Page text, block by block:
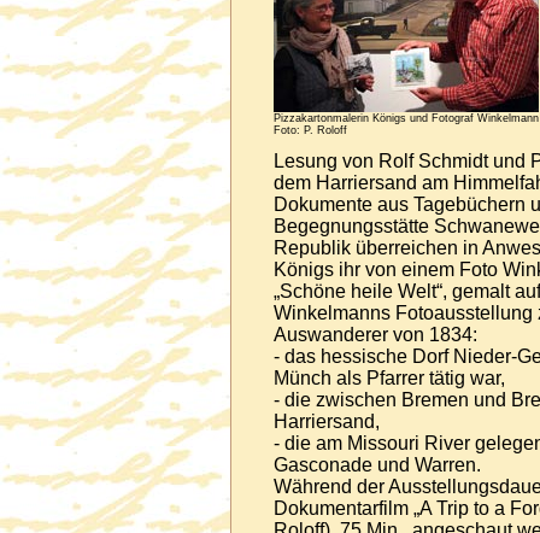
Pizzakartonmalerin Königs und Fotograf Winkelmann
Foto: P. Roloff
Lesung von Rolf Schmidt und
dem Harriersand am
Dokumente aus Tagebüchern
Begegnungsstätte
Republik überreichen in
Königs ihr von einem Foto
„Schöne heile Welt“, gemalt
Winkelmanns Fotoausstellung
Auswanderer von 1834:
- das hessische Dorf Nieder-
Münch als Pfarrer tätig war,
- die zwischen Bremen und
Harriersand,
- die am Missouri River
Gasconade und Warren.
Während der
Dokumentarfilm „A Trip to a